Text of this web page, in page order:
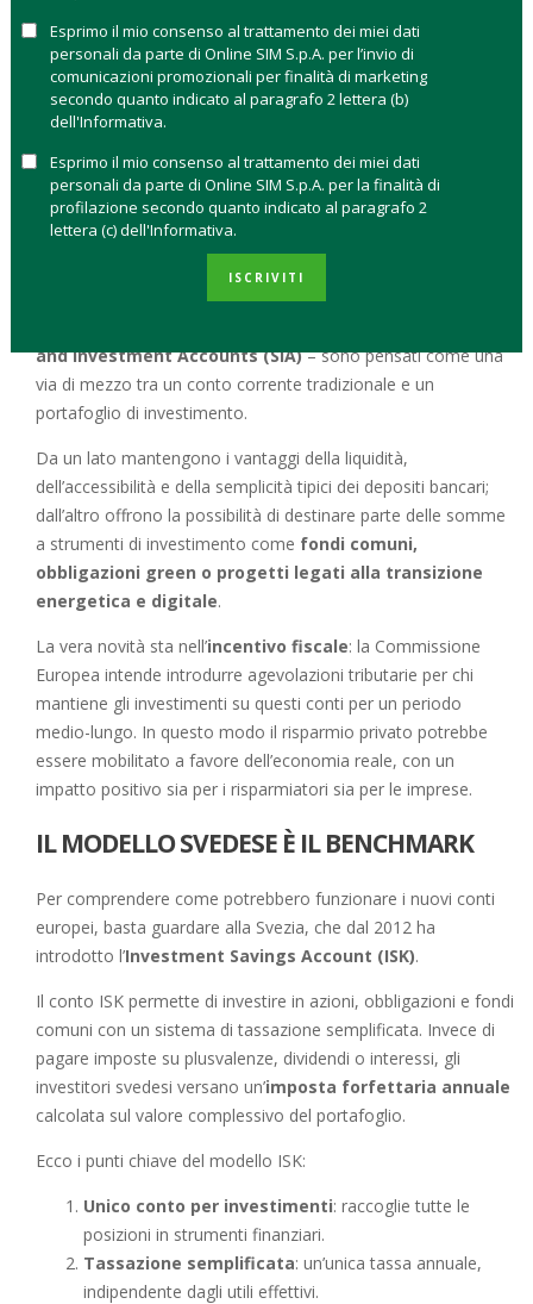
competitività dell’Unione e al tempo stesso offrire opportunità
di rendimento ai cittadini.
Entro il 2026, l’Unione Europea punta quindi a lanciare questi
nuovi strumenti. Ma cosa sono i conti di risparmio e
investimento? E in che modo potrebbero cambiare le abitudini
dei risparmiatori italiani ed europei?
COSA SONO E COME NASCONO I CONTI DI
RISPARMIO E INVESTIMENTO
and Investment Accounts (SIA)– sono pensati come una
via di mezzo tra un conto corrente tradizionale e un
portafoglio di investimento.
Da un lato mantengono i vantaggi della liquidità,
dell’accessibilità e della semplicità tipici dei depositi bancari;
dall’altro offrono la possibilità di destinare parte delle somme
a strumenti di investimento come fondi comuni,
obbligazioni green o progetti legati alla transizione
energetica e digitale.
La vera novità sta nell’incentivo fiscale: la Commissione
Europea intende introdurre agevolazioni tributarie per chi
mantiene gli investimenti su questi conti per un periodo
medio-lungo. In questo modo il risparmio privato potrebbe
essere mobilitato a favore dell’economia reale, con un
impatto positivo sia per i risparmiatori sia per le imprese.
IL MODELLO SVEDESE È IL BENCHMARK
Per comprendere come potrebbero funzionare i nuovi conti
europei, basta guardare alla Svezia, che dal 2012 ha
introdotto l’Investment Savings Account (ISK).
Il conto ISK permette di investire in azioni, obbligazioni e fondi
comuni con un sistema di tassazione semplificata. Invece di
pagare imposte su plusvalenze, dividendi o interessi, gli
investitori svedesi versano un’imposta forfettaria annuale
calcolata sul valore complessivo del portafoglio.
Ecco i punti chiave del modello ISK:
Unico conto per investimenti: raccoglie tutte le
posizioni in strumenti finanziari.
Tassazione semplificata: un’unica tassa annuale,
indipendente dagli utili effettivi.
Esprimo il mio consenso al trattamento dei miei dati
personali da parte di Online SIM S.p.A. per l’invio di
comunicazioni promozionali per finalità di marketing
secondo quanto indicato al paragrafo 2 lettera (b)
dell'Informativa.
Esprimo il mio consenso al trattamento dei miei dati
personali da parte di Online SIM S.p.A. per la finalità di
profilazione secondo quanto indicato al paragrafo 2
lettera (c) dell'Informativa.
ISCRIVITI